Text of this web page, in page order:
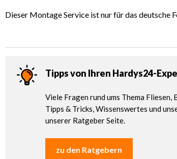
Dieser Montage Service ist nur für das deutsche
Tipps von Ihren Hardys24-
Viele Fragen rund ums Thema Fliesen,
Tipps & Tricks, Wissenswertes und
unserer Ratgeber Seite.
zu den Ratgebern